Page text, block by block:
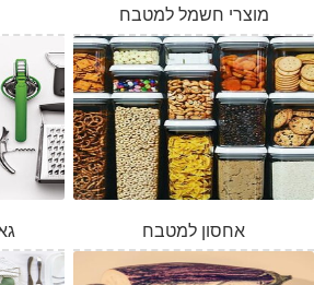
מוצרי חשמל למטבח
אחסון למטבח